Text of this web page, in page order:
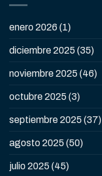
enero 2026 (1)
diciembre 2025 (35)
noviembre 2025 (46)
octubre 2025 (3)
septiembre 2025 (37)
agosto 2025 (50)
julio 2025 (45)